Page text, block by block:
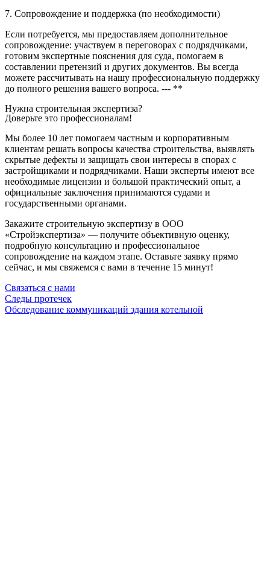
7. Сопровождение и поддержка (по необходимости)
Если потребуется, мы предоставляем дополнительное
сопровождение: участвуем в переговорах с подрядчиками,
готовим экспертные пояснения для суда, помогаем в
составлении претензий и других документов. Вы всегда
можете рассчитывать на нашу профессиональную поддержку
до полного решения вашего вопроса. --- **
Нужна строительная экспертиза?
Доверьте это профессионалам!
Мы более 10 лет помогаем частным и корпоративным
клиентам решать вопросы качества строительства, выявлять
скрытые дефекты и защищать свои интересы в спорах с
застройщиками и подрядчиками. Наши эксперты имеют все
необходимые лицензии и большой практический опыт, а
официальные заключения принимаются судами и
государственными органами.
Закажите строительную экспертизу в ООО
«Стройэкспертиза» — получите объективную оценку,
подробную консультацию и профессиональное
сопровождение на каждом этапе. Оставьте заявку прямо
сейчас, и мы свяжемся с вами в течение 15 минут!
Связаться с нами
Следы протечек
Обследование коммуникаций здания котельной